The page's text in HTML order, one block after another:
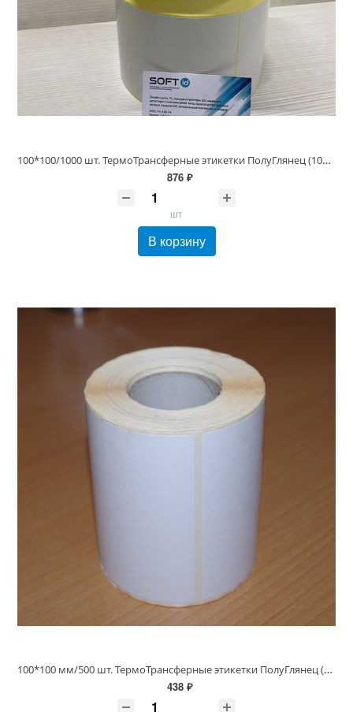
100*100/1000 шт. ТермоТрансферные этикетки ПолуГлянец (100х100 полуглянец)
876 ₽
шт
В корзину
100*100 мм/500 шт. ТермоТрансферные этикетки ПолуГлянец (100х100 полуглянец)
438 ₽